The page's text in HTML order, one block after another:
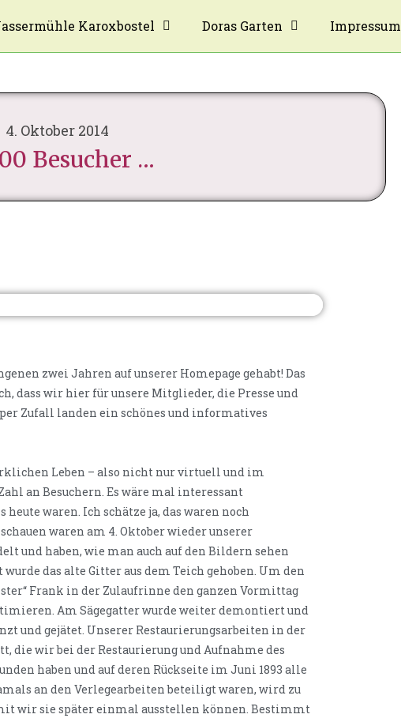
Karoxbostel Doras Garten Impressum
4. Oktober 2014
Besucher …
zwei Jahren auf unserer Homepage gehabt! Das
dass wir hier für unsere Mitglieder, die Presse und
Zufall landen ein schönes und informatives
Leben – also nicht nur virtuell und im
an Besuchern. Es wäre mal interessant
waren. Ich schätze ja, das waren noch
waren am 4. Oktober wieder unserer
und haben, wie man auch auf den Bildern sehen
das alte Gitter aus dem Teich gehoben. Um den
Frank in der Zulaufrinne den ganzen Vormittag
Am Sägegatter wurde weiter demontiert und
und gejätet. Unserer Restaurierungsarbeiten in der
die wir bei der Restaurierung und Aufnahme des
haben und auf deren Rückseite im Juni 1893 alle
an den Verlegearbeiten beteiligt waren, wird zu
wir sie später einmal ausstellen können. Bestimmt